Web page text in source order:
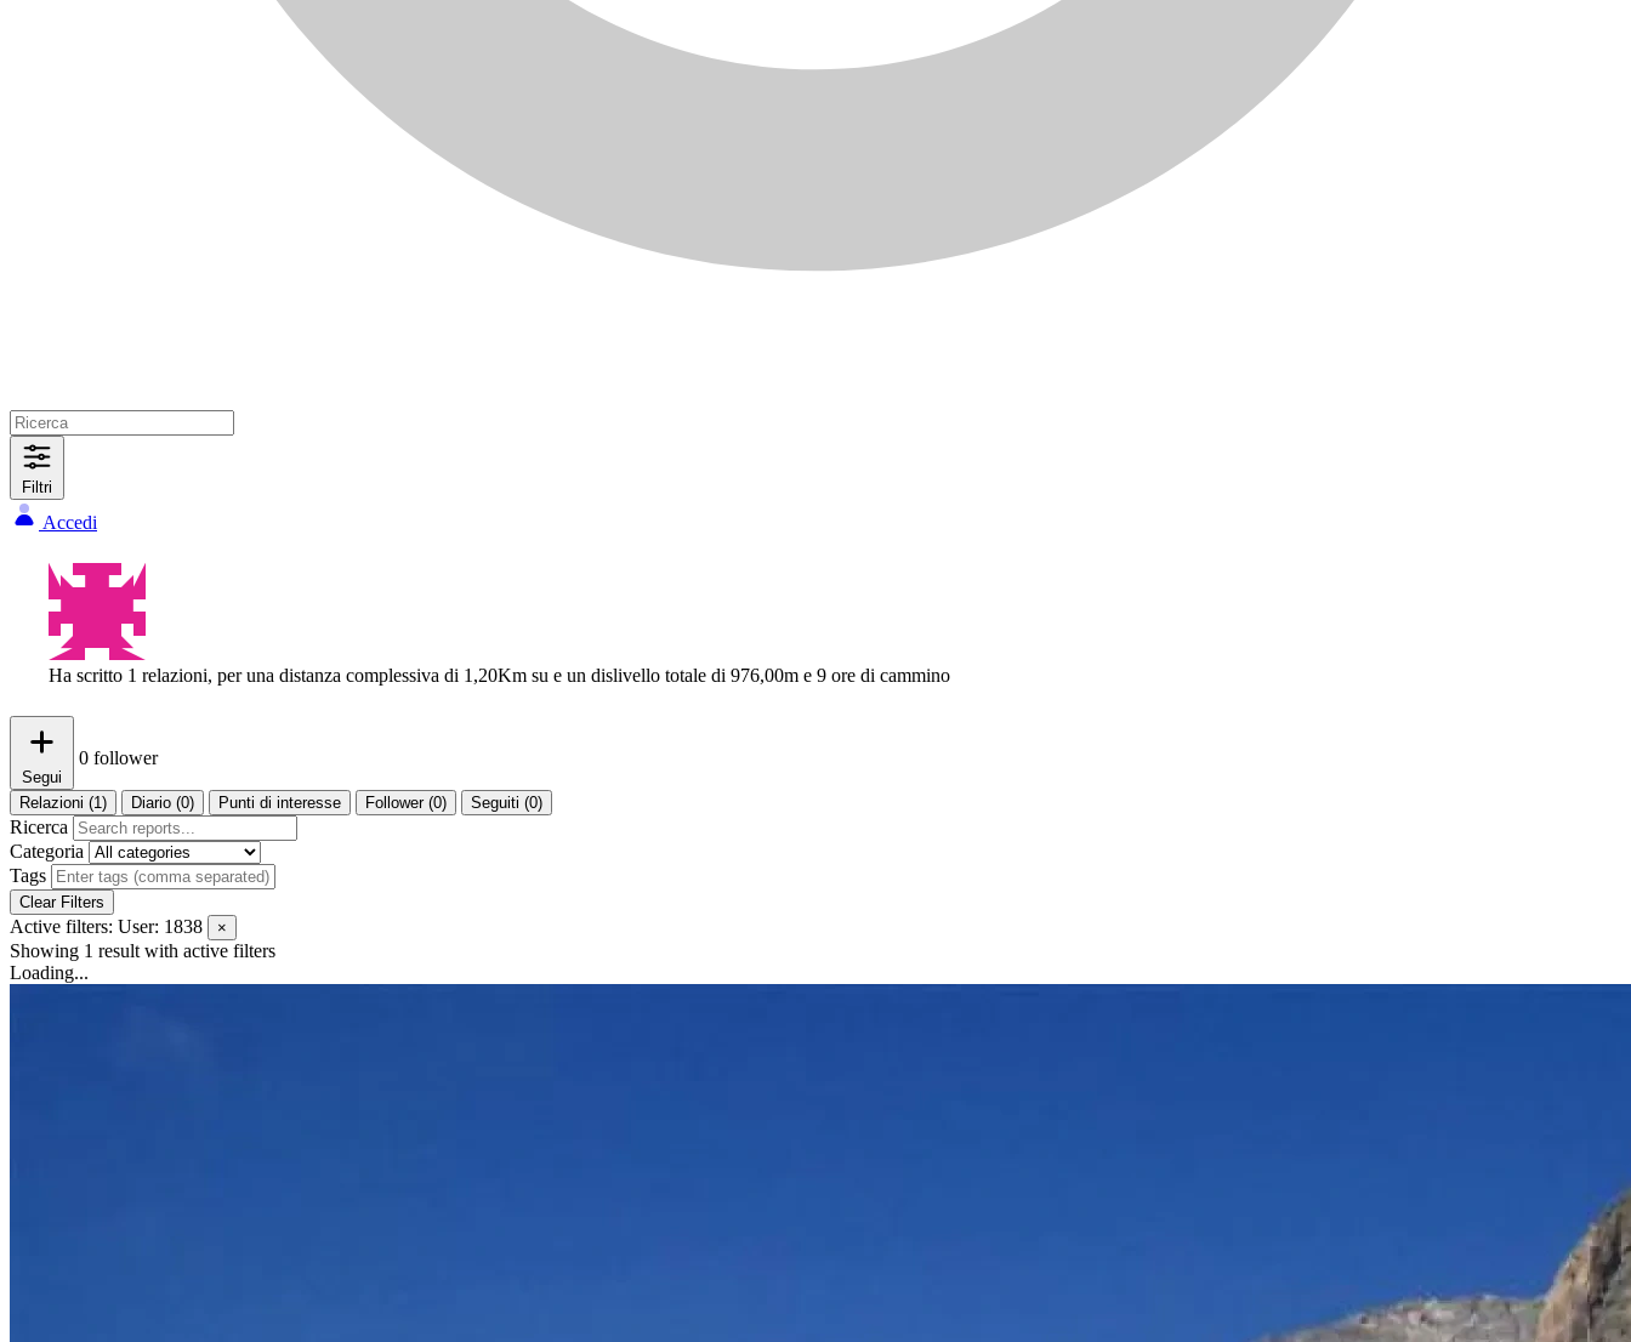
Filtri
Accedi
Ha scritto 1 relazioni, per una distanza complessiva di 1,20Km su e un dislivello totale di 976,00m e 9 ore di cammino
Segui
0 follower
Relazioni (1) Diario (0) Punti di interesse Follower (0) Seguiti (0)
Ricerca
Categoria
Tags
Clear Filters
Active filters: User: 1838 ×
Showing 1 result with active filters
Loading...